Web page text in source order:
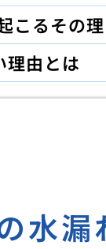
こるその
理由とは
水漏